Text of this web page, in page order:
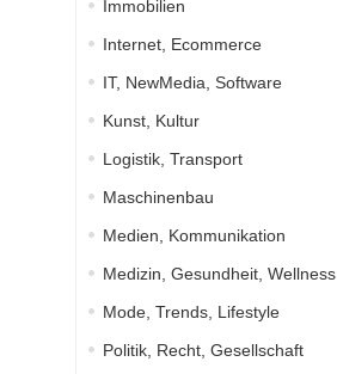
Immobilien
Internet, Ecommerce
IT, NewMedia, Software
Kunst, Kultur
Logistik, Transport
Maschinenbau
Medien, Kommunikation
Medizin, Gesundheit, Wellness
Mode, Trends, Lifestyle
Politik, Recht, Gesellschaft